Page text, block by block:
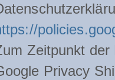
Zeitpunkt der
Privacy